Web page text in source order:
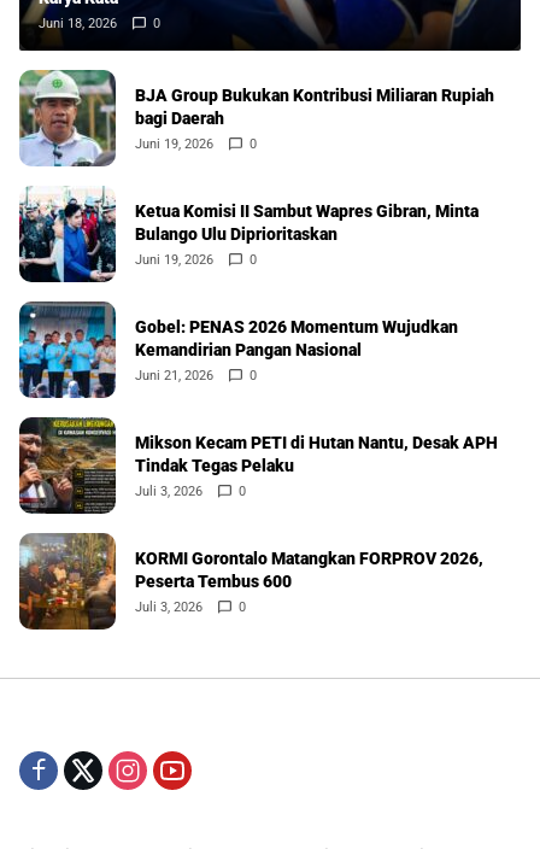
Juni 18, 2026 0
BJA Group Bukukan Kontribusi Miliaran Rupiah
bagi Daerah
Juni 19, 2026 0
Ketua Komisi II Sambut Wapres Gibran, Minta
Bulango Ulu Diprioritaskan
Juni 19, 2026 0
Gobel: PENAS 2026 Momentum Wujudkan
Kemandirian Pangan Nasional
Juni 21, 2026 0
Mikson Kecam PETI di Hutan Nantu, Desak APH
Tindak Tegas Pelaku
Juli 3, 2026 0
KORMI Gorontalo Matangkan FORPROV 2026,
Peserta Tembus 600
Juli 3, 2026 0